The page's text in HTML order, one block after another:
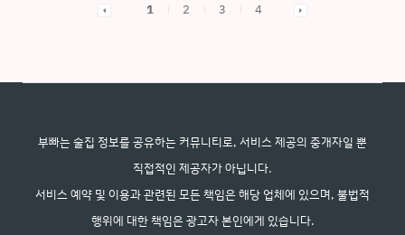
1 2 3 4
부빠는 술집 정보를 공유하는 커뮤니티로, 서비스 제공의 중개자일 뿐
직접적인 제공자가 아닙니다.
서비스 예약 및 이용과 관련된 모든 책임은 해당 업체에 있으며, 불법적
행위에 대한 책임은 광고자 본인에게 있습니다.